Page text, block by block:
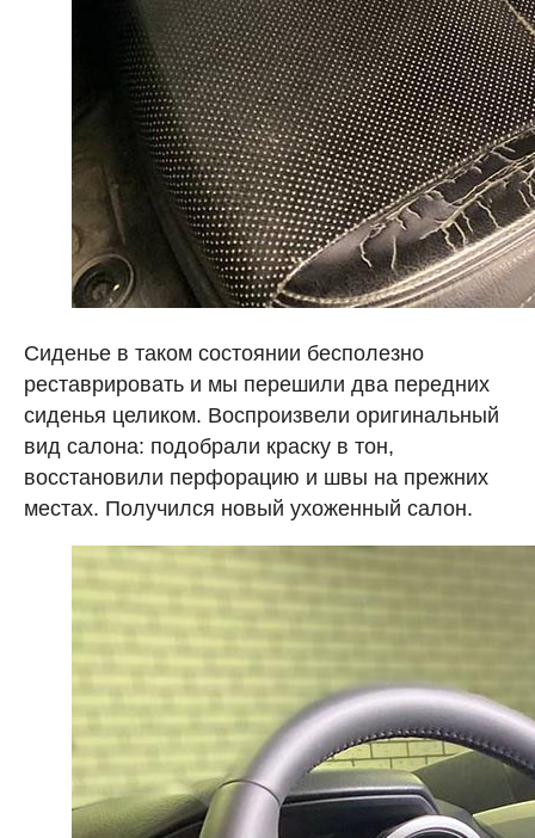
Сиденье в таком состоянии бесполезно
реставрировать и мы перешили два передних
сиденья целиком. Воспроизвели оригинальный
вид салона: подобрали краску в тон,
восстановили перфорацию и швы на прежних
местах. Получился новый ухоженный салон.